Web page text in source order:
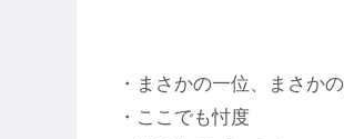
・まさかの一位、まさか
・ここでも忖度